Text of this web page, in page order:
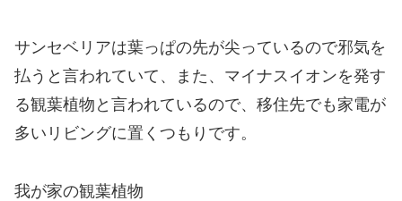
サンセベリアは葉っぱの先が尖っているので邪気を
払うと言われていて、また、マイナスイオンを発す
る観葉植物と言われているので、移住先でも家電が
多いリビングに置くつもりです。
我が家の観葉植物